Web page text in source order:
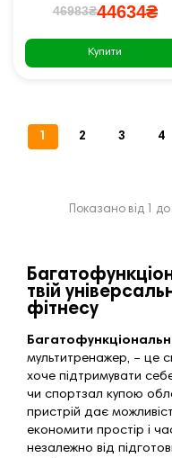
46983₴44634₴
Купити
1 2 3 4
Показано від 1 до
твій
фітнесу
мультитренажер, – це
хоче підтримувати
чи спортзал купою
пристрій дає
економити простір і
незалежно від